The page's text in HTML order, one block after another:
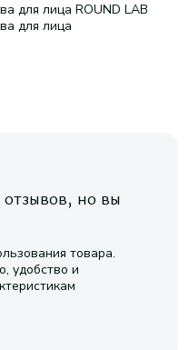
для лица ROUND LAB
для лица
но вы
товара.
удобство и